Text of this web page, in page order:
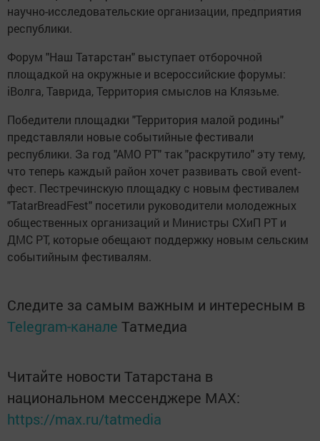
научно-исследовательские организации, предприятия
республики.
Форум "Наш Татарстан" выступает отборочной
площадкой на окружные и всероссийские форумы:
iВолга, Таврида, Территория смыслов на Клязьме.
Победители площадки "Территория малой родины"
представляли новые событийные фестивали
республики. За год "АМО РТ" так "раскрутило" эту тему,
что теперь каждый район хочет развивать свой event-
фест. Пестречинскую площадку с новым фестивалем
"TatarBreadFest" посетили руководители молодежных
общественных организаций и Министры СХиП РТ и
ДМС РТ, которые обещают поддержку новым сельским
событийным фестивалям.
Следите за самым важным и интересным в
Telegram-канале Татмедиа
Читайте новости Татарстана в
национальном мессенджере MАХ:
https://max.ru/tatmedia